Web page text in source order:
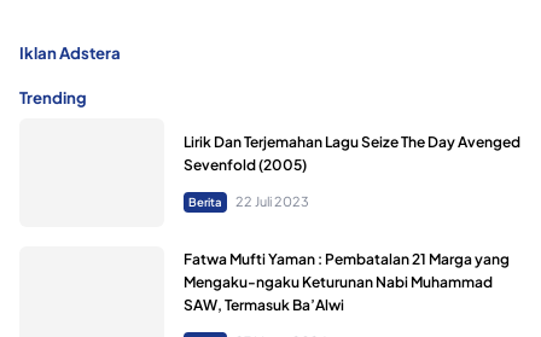
Iklan Adstera
Trending
Lirik Dan Terjemahan Lagu Seize The Day Avenged
Sevenfold (2005)
Berita 22 Juli 2023
Fatwa Mufti Yaman : Pembatalan 21 Marga yang
Mengaku-ngaku Keturunan Nabi Muhammad
SAW, Termasuk Ba’Alwi